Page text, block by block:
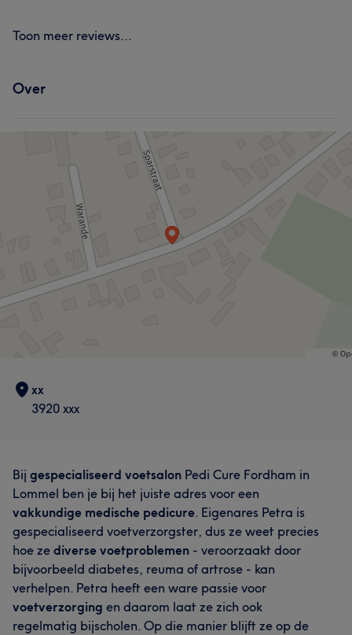
Toon meer reviews...
Over
xx
3920 xxx
Bij gespecialiseerd voetsalon Pedi Cure Fordham in
Lommel ben je bij het juiste adres voor een
vakkundige medische pedicure. Eigenares Petra is
gespecialiseerd voetverzorgster, dus ze weet precies
hoe ze diverse voetproblemen - veroorzaakt door
bijvoorbeeld diabetes, reuma of artrose - kan
verhelpen. Petra heeft een ware passie voor
voetverzorging en daarom laat ze zich ook
regelmatig bijscholen. Op die manier blijft ze op de